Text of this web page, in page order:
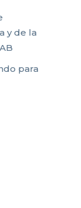
y de la
para